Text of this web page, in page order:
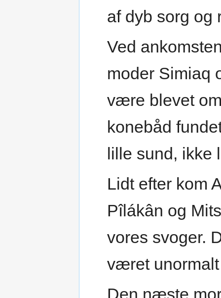
af dyb sorg og
Ved
moder Simiaq
være blevet
konebåd
lille sund, ikke
Lidt efter kom
Pîlákân og
vores svoger.
været